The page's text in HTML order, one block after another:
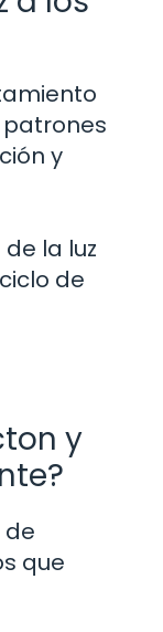
patrones
y
la luz
de
y
de
que